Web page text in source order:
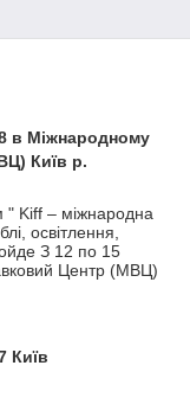
в Міжнародному
Київ р.
" Kiff – міжнародна
освітлення,
З 12 по 15
Центр (МВЦ)
Київ